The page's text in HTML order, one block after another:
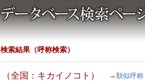
検索結果（呼称検索）
（全国：キカイノコト） → 類似呼称